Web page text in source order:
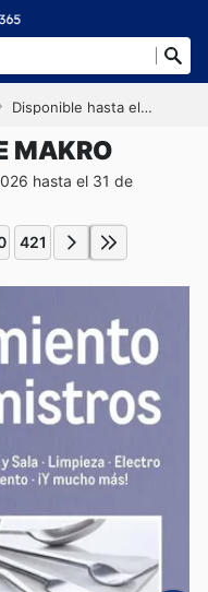
Disponible hasta el 31/12/2026
MAKRO
hasta el 31 de
421